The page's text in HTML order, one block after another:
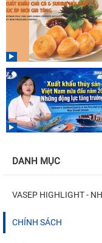
DANH MỤC
VASEP HIGHLIGHT -
CHÍNH SÁCH